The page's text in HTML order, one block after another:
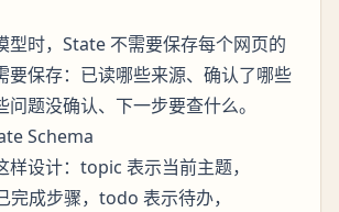
型时，State 不需要保存每个网页的
要保存：已读哪些来源、确认了哪些
题没确认、下一步要查什么。
Schema
样设计：topic 表示当前主题，
成步骤，todo 表示待办，